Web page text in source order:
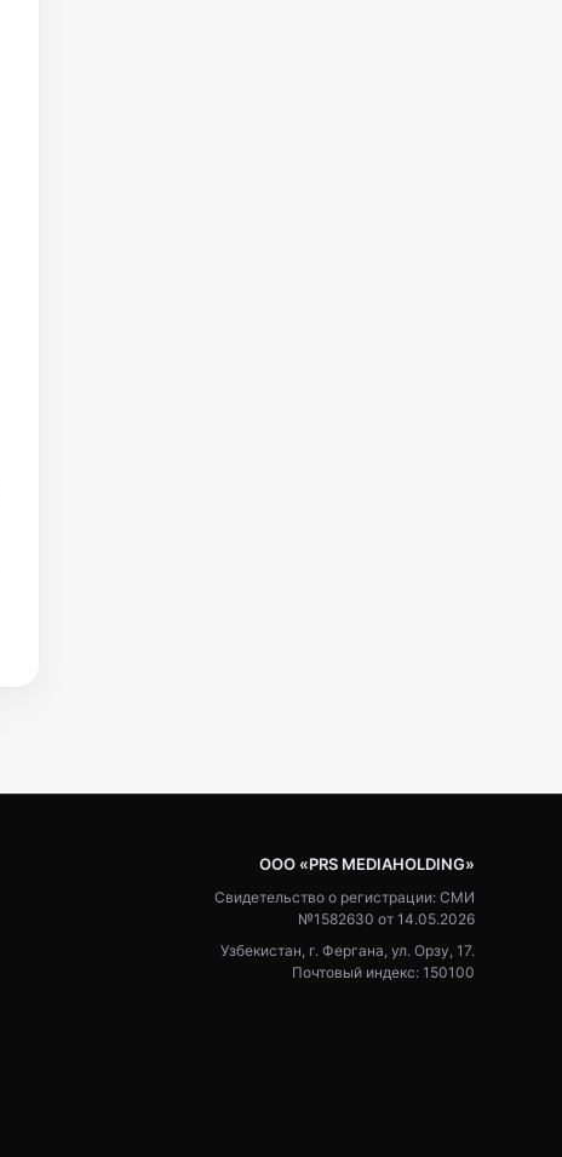
ООО «PRS MEDIAHOLDING»
Свидетельство о регистрации: СМИ
№1582630 от 14.05.2026
Узбекистан, г. Фергана, ул. Орзу, 17.
Почтовый индекс: 150100